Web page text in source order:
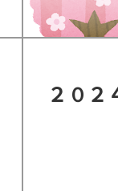
２０